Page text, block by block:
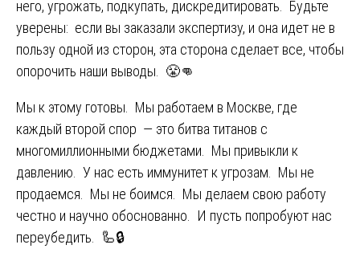
него, угрожать, подкупать, дискредитировать. Будьте
уверены: если вы заказали экспертизу, и она идет не в
пользу одной из сторон, эта сторона сделает все, чтобы
опорочить наши выводы. 😤👊
Мы к этому готовы. Мы работаем в Москве, где
каждый второй спор — это битва титанов с
многомиллионными бюджетами. Мы привыкли к
давлению. У нас есть иммунитет к угрозам. Мы не
продаемся. Мы не боимся. Мы делаем свою работу
честно и научно обоснованно. И пусть попробуют нас
переубедить. 🦾🔒